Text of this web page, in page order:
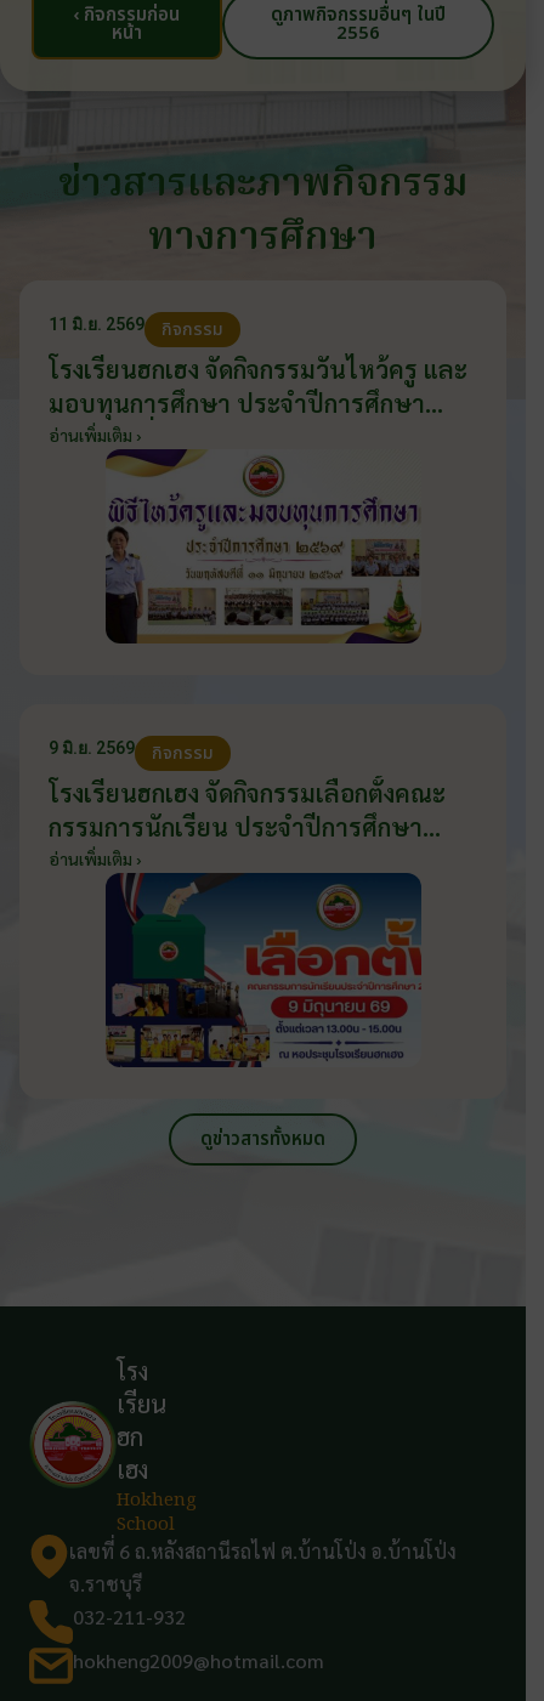
‹ กิจกรรมก่อน
หน้า
ดูภาพกิจกรรมอื่นๆ ในปี
2556
ข่าวสารและภาพกิจกรรม
ทางการศึกษา
11 มิ.ย. 2569 กิจกรรม
โรงเรียนฮกเฮง จัดกิจกรรมวันไหว้ครู และ
มอบทุนการศึกษา ประจำปีการศึกษา
2569 วันที่ 11 มิถุนายน 2569
อ่านเพิ่มเติม ›
9 มิ.ย. 2569 กิจกรรม
โรงเรียนฮกเฮง จัดกิจกรรมเลือกตั้งคณะ
กรรมการนักเรียน ประจำปีการศึกษา
2569 ส่งเสริมประชาธิปไตยในโรงเรียน
วันที่ 9 มิถุนายน 2569
อ่านเพิ่มเติม ›
ดูข่าวสารทั้งหมด
โรง
เรียน
ฮก
เฮง
Hokheng
School
เลขที่ 6 ถ.หลังสถานีรถไฟ ต.บ้านโป่ง อ.บ้านโป่ง
จ.ราชบุรี
032-211-932
hokheng2009@hotmail.com